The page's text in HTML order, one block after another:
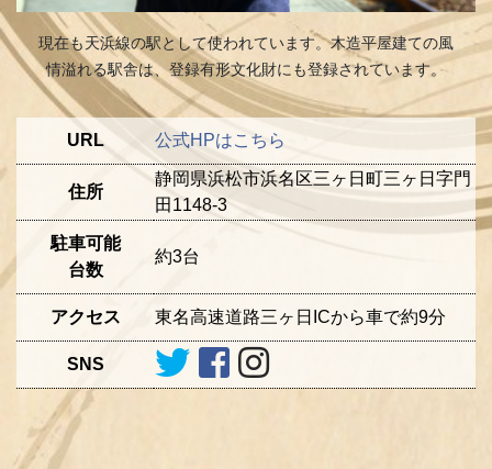
現在も天浜線の駅として使われています。木造平屋建ての風
情溢れる駅舎は、登録有形文化財にも登録されています。
URL 公式HPはこちら
住所
静岡県浜松市浜名区三ヶ日町三ヶ日字門
田1148‐3
駐車可能
台数
約3台
アクセス 東名高速道路三ヶ日ICから車で約9分
SNS